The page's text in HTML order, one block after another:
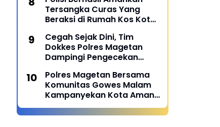
Tersangka Curas Yang
Beraksi di Rumah Kos Kota
Cegah Sejak Dini, Tim
Dokkes Polres Magetan
Dampingi Pengecekan
Polres Magetan 2 Di Poncol
Polres Magetan Bersama
Komunitas Gowes Malam
Kampanyekan Kota Aman
dan Tertib